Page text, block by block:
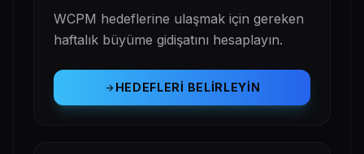
WCPM hedeflerine ulaşmak için gereken
haftalık büyüme gidişatını hesaplayın.
arrow_forwardHEDEFLERI BELIRLEYIN